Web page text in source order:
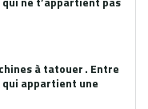
à tatouer . Entre
appartient une